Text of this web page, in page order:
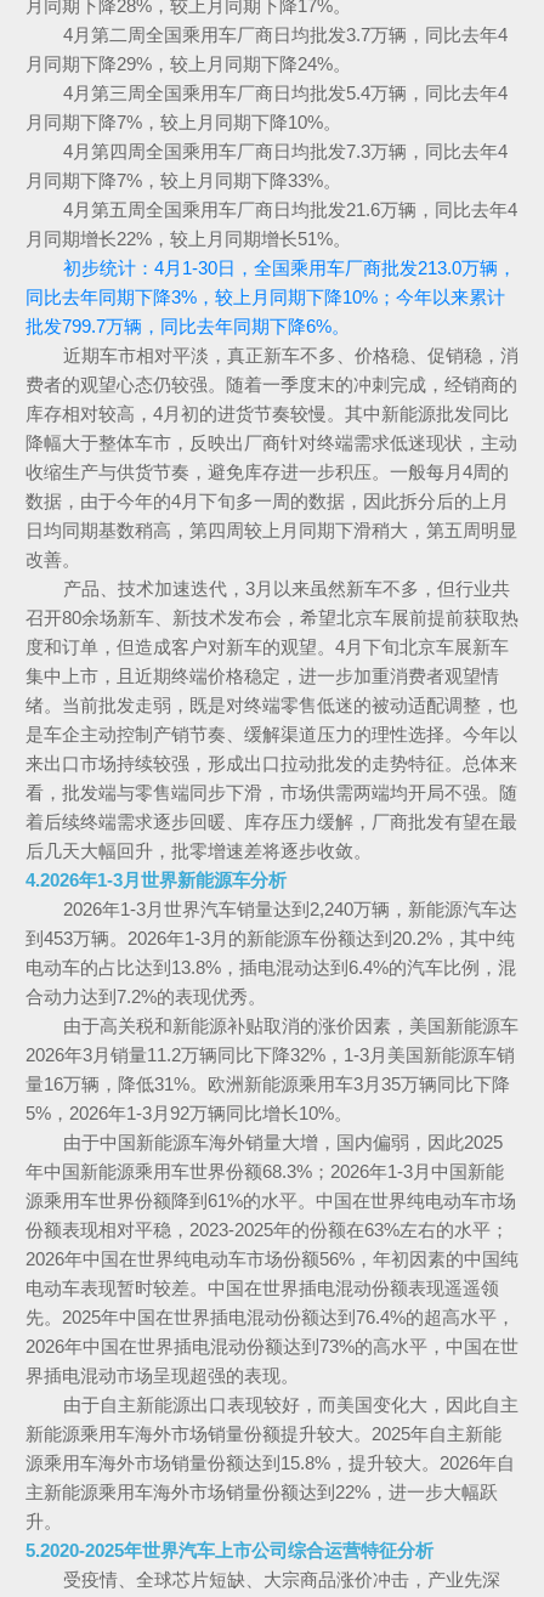
月同期下降28%，较上月同期下降17%。
4月第二周全国乘用车厂商日均批发3.7万辆，同比去年4
月同期下降29%，较上月同期下降24%。
4月第三周全国乘用车厂商日均批发5.4万辆，同比去年4
月同期下降7%，较上月同期下降10%。
4月第四周全国乘用车厂商日均批发7.3万辆，同比去年4
月同期下降7%，较上月同期下降33%。
4月第五周全国乘用车厂商日均批发21.6万辆，同比去年4
月同期增长22%，较上月同期增长51%。
初步统计：4月1-30日，全国乘用车厂商批发213.0万辆，
同比去年同期下降3%，较上月同期下降10%；今年以来累计
批发799.7万辆，同比去年同期下降6%。
近期车市相对平淡，真正新车不多、价格稳、促销稳，消
费者的观望心态仍较强。随着一季度末的冲刺完成，经销商的
库存相对较高，4月初的进货节奏较慢。其中新能源批发同比
降幅大于整体车市，反映出厂商针对终端需求低迷现状，主动
收缩生产与供货节奏，避免库存进一步积压。一般每月4周的
数据，由于今年的4月下旬多一周的数据，因此拆分后的上月
日均同期基数稍高，第四周较上月同期下滑稍大，第五周明显
改善。
产品、技术加速迭代，3月以来虽然新车不多，但行业共
召开80余场新车、新技术发布会，希望北京车展前提前获取热
度和订单，但造成客户对新车的观望。4月下旬北京车展新车
集中上市，且近期终端价格稳定，进一步加重消费者观望情
绪。当前批发走弱，既是对终端零售低迷的被动适配调整，也
是车企主动控制产销节奏、缓解渠道压力的理性选择。今年以
来出口市场持续较强，形成出口拉动批发的走势特征。总体来
看，批发端与零售端同步下滑，市场供需两端均开局不强。随
着后续终端需求逐步回暖、库存压力缓解，厂商批发有望在最
后几天大幅回升，批零增速差将逐步收敛。
4.2026年1-3月世界新能源车分析
2026年1-3月世界汽车销量达到2,240万辆，新能源汽车达
到453万辆。2026年1-3月的新能源车份额达到20.2%，其中纯
电动车的占比达到13.8%，插电混动达到6.4%的汽车比例，混
合动力达到7.2%的表现优秀。
由于高关税和新能源补贴取消的涨价因素，美国新能源车
2026年3月销量11.2万辆同比下降32%，1-3月美国新能源车销
量16万辆，降低31%。欧洲新能源乘用车3月35万辆同比下降
5%，2026年1-3月92万辆同比增长10%。
由于中国新能源车海外销量大增，国内偏弱，因此2025
年中国新能源乘用车世界份额68.3%；2026年1-3月中国新能
源乘用车世界份额降到61%的水平。中国在世界纯电动车市场
份额表现相对平稳，2023-2025年的份额在63%左右的水平；
2026年中国在世界纯电动车市场份额56%，年初因素的中国纯
电动车表现暂时较差。中国在世界插电混动份额表现遥遥领
先。2025年中国在世界插电混动份额达到76.4%的超高水平，
2026年中国在世界插电混动份额达到73%的高水平，中国在世
界插电混动市场呈现超强的表现。
由于自主新能源出口表现较好，而美国变化大，因此自主
新能源乘用车海外市场销量份额提升较大。2025年自主新能
源乘用车海外市场销量份额达到15.8%，提升较大。2026年自
主新能源乘用车海外市场销量份额达到22%，进一步大幅跃
升。
5.2020-2025年世界汽车上市公司综合运营特征分析
受疫情、全球芯片短缺、大宗商品涨价冲击，产业先深